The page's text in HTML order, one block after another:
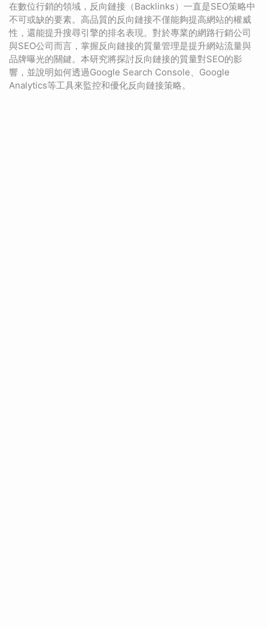
在數位行銷的領域，反向鏈接（Backlinks）一直是SEO策略中
不可或缺的要素。高品質的反向鏈接不僅能夠提高網站的權威
性，還能提升搜尋引擎的排名表現。對於專業的網路行銷公司
與SEO公司而言，掌握反向鏈接的質量管理是提升網站流量與
品牌曝光的關鍵。本研究將探討反向鏈接的質量對SEO的影
響，並說明如何透過Google Search Console、Google
Analytics等工具來監控和優化反向鏈接策略。